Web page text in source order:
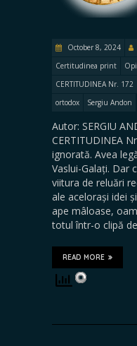
October 8, 2024
Certitudinea print
CERTITUDINEA Nr. 172
ortodox
Sergiu Andon
Autor: SERGIU
CERTITUDINEA
ignorată. Avea
Vaslui-Galați. Dar
viitura de reluări
ale acelorași idei
ape mâloase,
totul într-o clipă
READ MORE